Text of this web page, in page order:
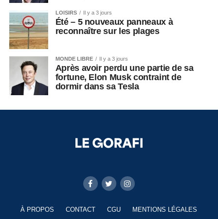
LOISIRS Il y a 3 jours
Été – 5 nouveaux panneaux à
reconnaître sur les plages
MONDE LIBRE Il y a 3 jours
Après avoir perdu une partie de sa
fortune, Elon Musk contraint de
dormir dans sa Tesla
À PROPOS CONTACT CGU MENTIONS LÉGALES